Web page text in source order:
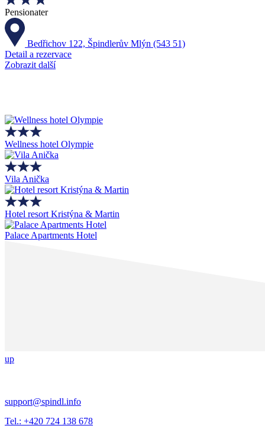
Pensionater
Bedřichov 122, Špindlerův Mlýn (543 51)
Detail a rezervace
Zobrazit další
Wellness hotel Olympie
Vila Anička
Hotel resort Kristýna & Martin
Palace Apartments Hotel
up
support@spindl.info
Tel.: +420 724 138 678